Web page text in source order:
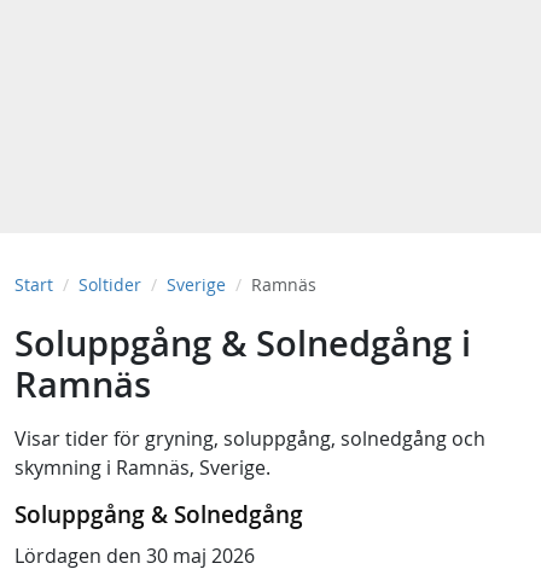
Start Soltider Sverige Ramnäs
Soluppgång & Solnedgång i
Ramnäs
Visar tider för gryning, soluppgång, solnedgång och
skymning i Ramnäs, Sverige.
Soluppgång & Solnedgång
Lördagen den 30 maj 2026